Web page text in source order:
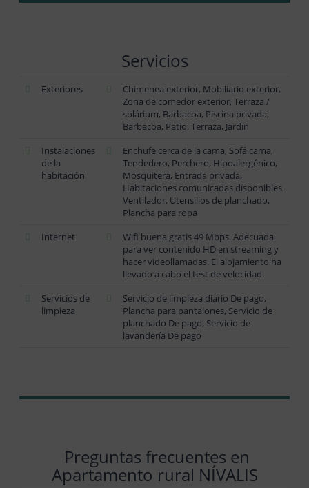
Servicios
Exteriores
Chimenea exterior, Mobiliario exterior,
Zona de comedor exterior, Terraza /
solárium, Barbacoa, Piscina privada,
Barbacoa, Patio, Terraza, Jardín
Instalaciones
de la
habitación
Enchufe cerca de la cama, Sofá cama,
Tendedero, Perchero, Hipoalergénico,
Mosquitera, Entrada privada,
Habitaciones comunicadas disponibles,
Ventilador, Utensilios de planchado,
Plancha para ropa
Internet
Wifi buena gratis 49 Mbps. Adecuada
para ver contenido HD en streaming y
hacer videollamadas. El alojamiento ha
llevado a cabo el test de velocidad.
Servicios de
limpieza
Servicio de limpieza diario De pago,
Plancha para pantalones, Servicio de
planchado De pago, Servicio de
lavandería De pago
Preguntas frecuentes en
Apartamento rural NÍVALIS